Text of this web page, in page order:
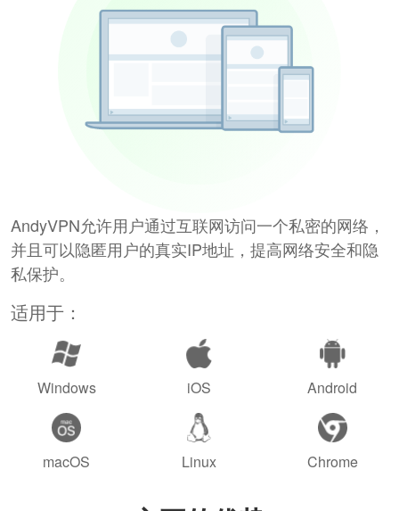
AndyVPN允许用户通过互联网访问一个私密的网络，
并且可以隐匿用户的真实IP地址，提高网络安全和隐
私保护。
适用于：
Windows iOS Android
macOS Linux Chrome